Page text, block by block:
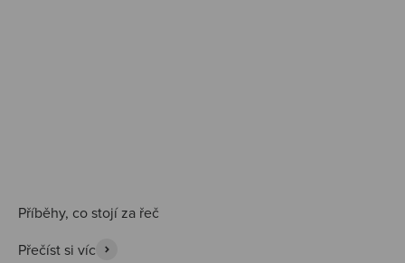
Přečíst si víc